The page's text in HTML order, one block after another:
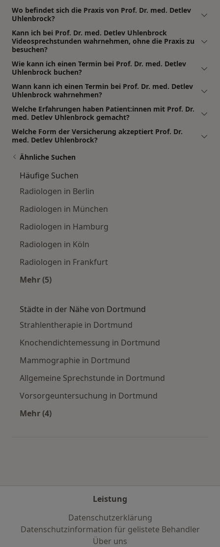
Wo befindet sich die Praxis von Prof. Dr. med. Detlev
Uhlenbrock?
Kann ich bei Prof. Dr. med. Detlev Uhlenbrock
Videosprechstunden wahrnehmen, ohne die Praxis zu
besuchen?
Wie kann ich einen Termin bei Prof. Dr. med. Detlev
Uhlenbrock buchen?
Wann kann ich einen Termin bei Prof. Dr. med. Detlev
Uhlenbrock wahrnehmen?
Welche Erfahrungen haben Patient:innen mit Prof. Dr.
med. Detlev Uhlenbrock gemacht?
Welche Form der Versicherung akzeptiert Prof. Dr.
med. Detlev Uhlenbrock?
Ähnliche Suchen
Häufige Suchen
Radiologen in Berlin
Radiologen in München
Radiologen in Hamburg
Radiologen in Köln
Radiologen in Frankfurt
Mehr (5)
Städte in der Nähe von Dortmund
Strahlentherapie in Dortmund
Knochendichtemessung in Dortmund
Mammographie in Dortmund
Allgemeine Sprechstunde in Dortmund
Vorsorgeuntersuchung in Dortmund
Mehr (4)
Leistung
Datenschutzerklärung
Datenschutzinformation für gelistete Behandler
Über uns